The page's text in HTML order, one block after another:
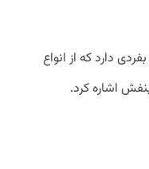
دارد که از انواع
اشاره کرد.